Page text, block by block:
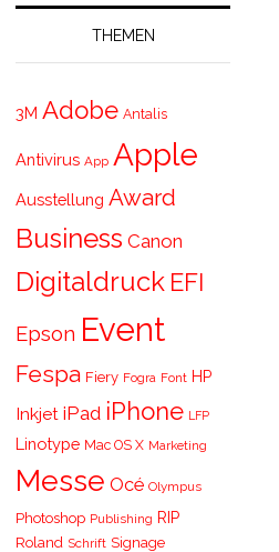
THEMEN
3M Adobe Antalis
Antivirus App Apple
Ausstellung Award
Business Canon
Digitaldruck EFI
Epson Event
Fespa Fiery Fogra Font HP
Inkjet iPad iPhone LFP
Linotype Mac OS X Marketing
Messe Océ Olympus
Photoshop Publishing RIP
Roland Schrift Signage